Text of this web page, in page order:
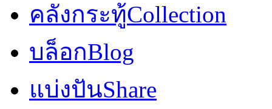
คลังกระทู้Collection
บล็อกBlog
แบ่งปันShare